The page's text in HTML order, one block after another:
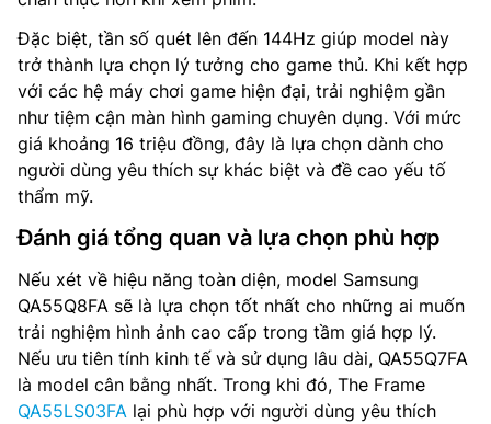
Đặc biệt, tần số quét lên đến 144Hz giúp model này
trở thành lựa chọn lý tưởng cho game thủ. Khi kết hợp
với các hệ máy chơi game hiện đại, trải nghiệm gần
như tiệm cận màn hình gaming chuyên dụng. Với mức
giá khoảng 16 triệu đồng, đây là lựa chọn dành cho
người dùng yêu thích sự khác biệt và đề cao yếu tố
thẩm mỹ.
Đánh giá tổng quan và lựa chọn phù hợp
Nếu xét về hiệu năng toàn diện, model Samsung
QA55Q8FA sẽ là lựa chọn tốt nhất cho những ai muốn
trải nghiệm hình ảnh cao cấp trong tầm giá hợp lý.
Nếu ưu tiên tính kinh tế và sử dụng lâu dài, QA55Q7FA
là model cân bằng nhất. Trong khi đó, The Frame
QA55LS03FA lại phù hợp với người dùng yêu thích